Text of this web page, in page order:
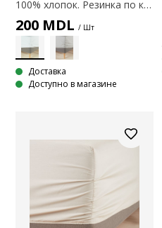
100% хлопок. Резинка по краям. С эластичными углами. 90x200x35 см
200 MDL / Шт
Доставка
Доступно в магазине